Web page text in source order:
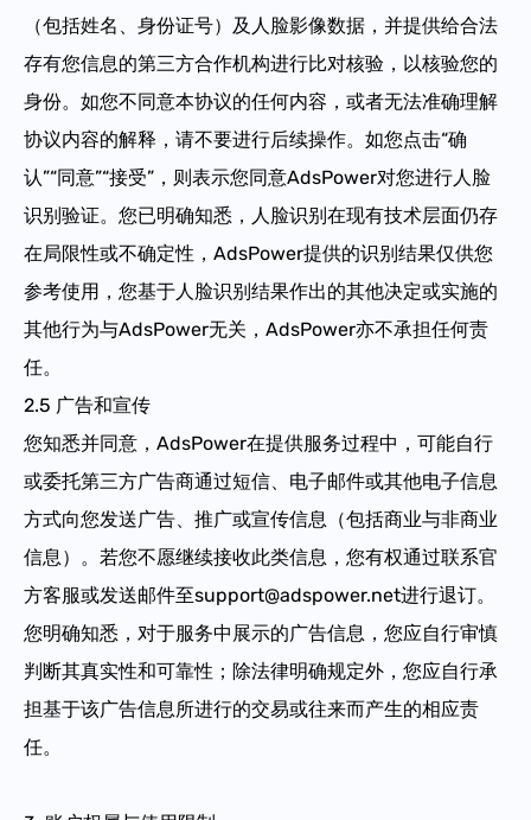
（包括姓名、身份证号）及人脸影像数据，并提供给合法
存有您信息的第三方合作机构进行比对核验，以核验您的
身份。如您不同意本协议的任何内容，或者无法准确理解
协议内容的解释，请不要进行后续操作。如您点击“确
认”“同意”“接受”，则表示您同意AdsPower对您进行人脸
识别验证。您已明确知悉，人脸识别在现有技术层面仍存
在局限性或不确定性，AdsPower提供的识别结果仅供您
参考使用，您基于人脸识别结果作出的其他决定或实施的
其他行为与AdsPower无关，AdsPower亦不承担任何责
任。
2.5 广告和宣传
您知悉并同意，AdsPower在提供服务过程中，可能自行
或委托第三方广告商通过短信、电子邮件或其他电子信息
方式向您发送广告、推广或宣传信息（包括商业与非商业
信息）。若您不愿继续接收此类信息，您有权通过联系官
方客服或发送邮件至support@adspower.net进行退订。
您明确知悉，对于服务中展示的广告信息，您应自行审慎
判断其真实性和可靠性；除法律明确规定外，您应自行承
担基于该广告信息所进行的交易或往来而产生的相应责
任。